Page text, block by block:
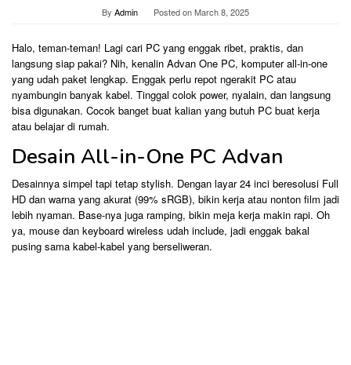
By Admin Posted onMarch 8, 2025
Halo, teman-teman! Lagi cari PC yang enggak ribet, praktis, dan
langsung siap pakai? Nih, kenalin Advan One PC, komputer all-in-one
yang udah paket lengkap. Enggak perlu repot ngerakit PC atau
nyambungin banyak kabel. Tinggal colok power, nyalain, dan langsung
bisa digunakan. Cocok banget buat kalian yang butuh PC buat kerja
atau belajar di rumah.
Desain All-in-One PC Advan
Desainnya simpel tapi tetap stylish. Dengan layar 24 inci beresolusi Full
HD dan warna yang akurat (99% sRGB), bikin kerja atau nonton film jadi
lebih nyaman. Base-nya juga ramping, bikin meja kerja makin rapi. Oh
ya, mouse dan keyboard wireless udah include, jadi enggak bakal
pusing sama kabel-kabel yang berseliweran.